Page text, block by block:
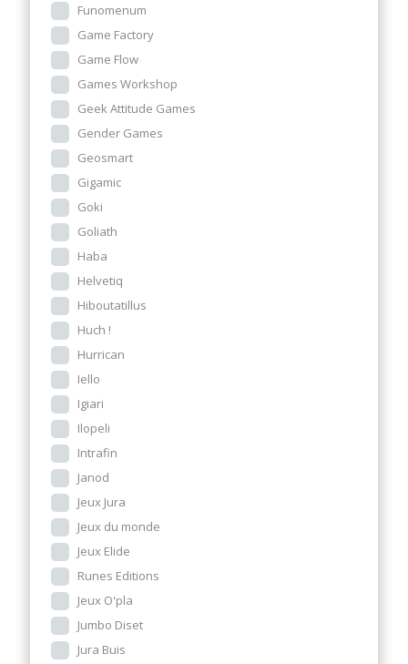
Funomenum
Game Factory
Game Flow
Games Workshop
Geek Attitude Games
Gender Games
Geosmart
Gigamic
Goki
Goliath
Haba
Helvetiq
Hiboutatillus
Huch !
Hurrican
Iello
Igiari
Ilopeli
Intrafin
Janod
Jeux Jura
Jeux du monde
Jeux Elide
Runes Editions
Jeux O'pla
Jumbo Diset
Jura Buis